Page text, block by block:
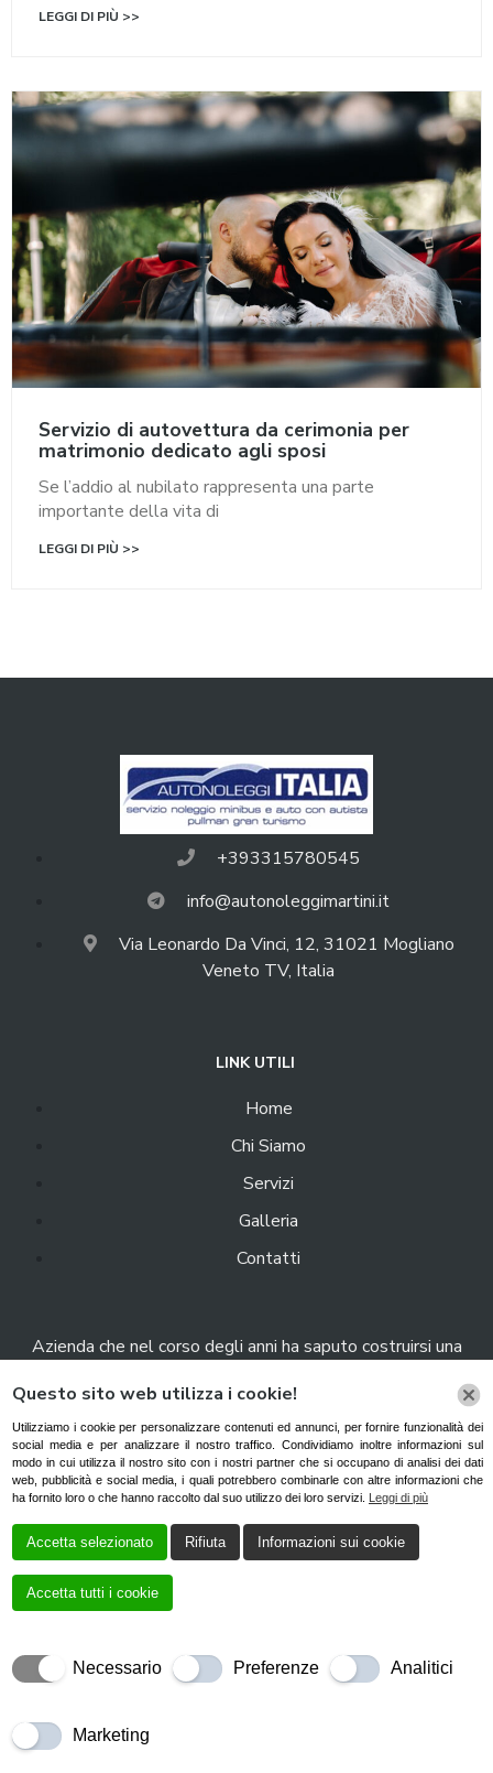
LEGGI DI PIÙ >>
Servizio di autovettura da cerimonia per
matrimonio dedicato agli sposi
Se l’addio al nubilato rappresenta una parte
importante della vita di
LEGGI DI PIÙ >>
+393315780545
info@autonoleggimartini.it
Via Leonardo Da Vinci, 12, 31021 Mogliano
Veneto TV, Italia
LINK UTILI
Home
Chi Siamo
Servizi
Galleria
Contatti
Azienda che nel corso degli anni ha saputo costruirsi una
Autonoleggi Italia S.r.l. rappresenta da anni un’attività fra le
più note del nord Italia.
Cookie Policy|Privacy Policy
Creato daLocal Web – Agenzia Web Marketing MilanoCopyrights
Questo sito web utilizza i cookie!
Utilizziamo i cookie per personalizzare contenuti ed annunci, per fornire funzionalità dei
social media e per analizzare il nostro traffico. Condividiamo inoltre informazioni sul
modo in cui utilizza il nostro sito con i nostri partner che si occupano di analisi dei dati
web, pubblicità e social media, i quali potrebbero combinarle con altre informazioni che
ha fornito loro o che hanno raccolto dal suo utilizzo dei loro servizi. Leggi di più
Accetta selezionato Rifiuta Informazioni sui cookie
Accetta tutti i cookie
Necessario Preferenze Analitici
Marketing